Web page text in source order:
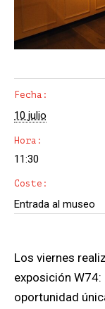
Los viernes
exposición W74:
oportunidad
Fecha:
10 julio
Hora:
11:30
Coste:
Entrada al museo